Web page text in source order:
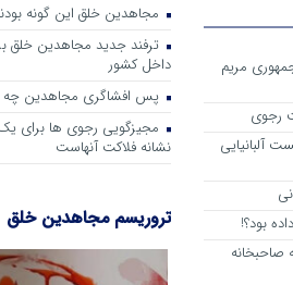
مریم
رجوی
آلبانیایی
بود؟!
صاحبخانه
مجاهدین خلق این گونه
ترفند جدید مجاهدین خلق
داخل کشور
پس افشاگری مجاهدین
مجیزگویی رجوی ها برای
نشانه فلاکت آنهاست
تروریسم مجاهدین خلق